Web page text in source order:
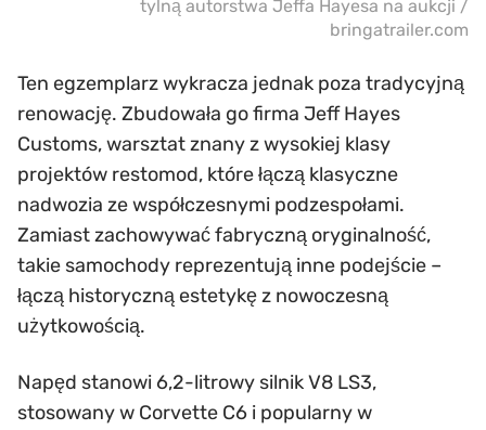
tylną autorstwa Jeffa Hayesa na aukcji /
bringatrailer.com
Ten egzemplarz wykracza jednak poza tradycyjną
renowację. Zbudowała go firma Jeff Hayes
Customs, warsztat znany z wysokiej klasy
projektów restomod, które łączą klasyczne
nadwozia ze współczesnymi podzespołami.
Zamiast zachowywać fabryczną oryginalność,
takie samochody reprezentują inne podejście –
łączą historyczną estetykę z nowoczesną
użytkowością.
Napęd stanowi 6,2-litrowy silnik V8 LS3,
stosowany w Corvette C6 i popularny w